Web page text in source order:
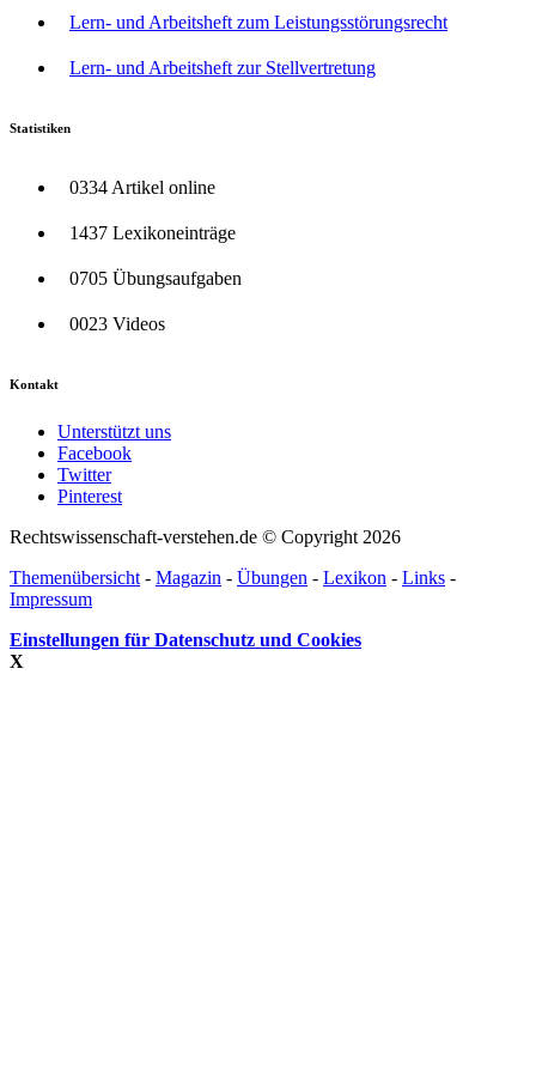
Lern- und Arbeitsheft zum Leistungsstörungsrecht
Lern- und Arbeitsheft zur Stellvertretung
Statistiken
0334 Artikel online
1437 Lexikoneinträge
0705 Übungsaufgaben
0023 Videos
Kontakt
Unterstützt uns
Facebook
Twitter
Pinterest
Rechtswissenschaft-verstehen.de © Copyright 2026
Themenübersicht - Magazin - Übungen - Lexikon - Links -
Impressum
Einstellungen für Datenschutz und Cookies
X